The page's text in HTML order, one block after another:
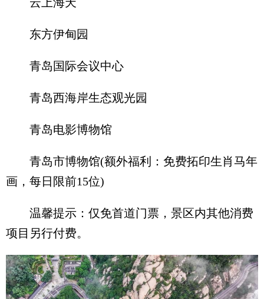
东方伊甸园
青岛国际会议中心
青岛西海岸生态观光园
青岛电影博物馆
青岛市博物馆(额外福利：免费拓印生肖马年
画，每日限前15位)
温馨提示：仅免首道门票，景区内其他消费
项目另行付费。